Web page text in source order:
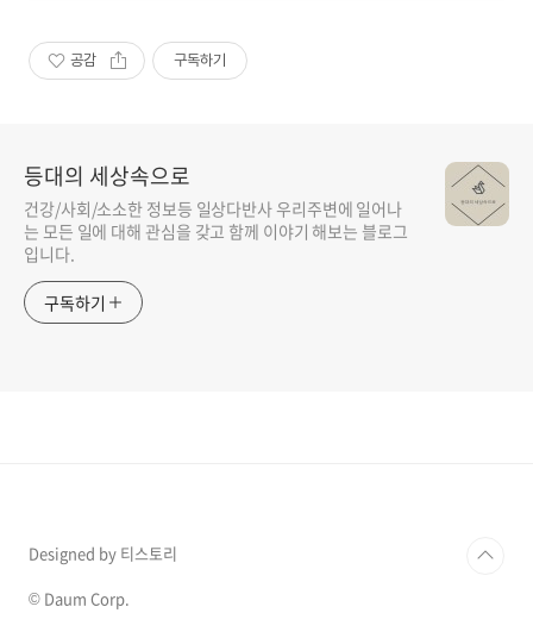
공감 구독하기
등대의 세상속으로
건강/사회/소소한 정보등 일상다반사 우리주변에 일어나
는 모든 일에 대해 관심을 갖고 함께 이야기 해보는 블로그
입니다.
구독하기
Designed by 티스토리
© Daum Corp.